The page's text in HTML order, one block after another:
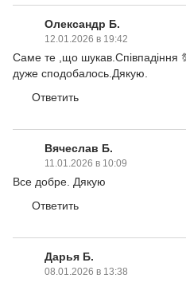
Олександр Б.
12.01.2026 в 19:42
Саме те ,що шукав.Співпадіння
дуже сподобалось.Дякую.
Ответить
Вячеслав Б.
11.01.2026 в 10:09
Все добре. Дякую
Ответить
Дарья Б.
08.01.2026 в 13:38